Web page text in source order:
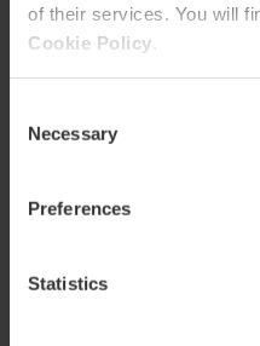
of their services. You will
Cookie Policy
Selection
Necessary
Preferences
Statistics